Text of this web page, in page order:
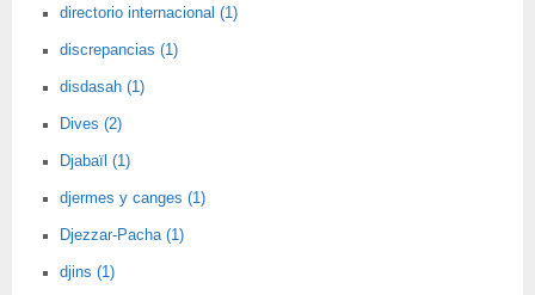
directorio internacional (1)
discrepancias (1)
disdasah (1)
Dives (2)
Djabaïl (1)
djermes y canges (1)
Djezzar-Pacha (1)
djins (1)